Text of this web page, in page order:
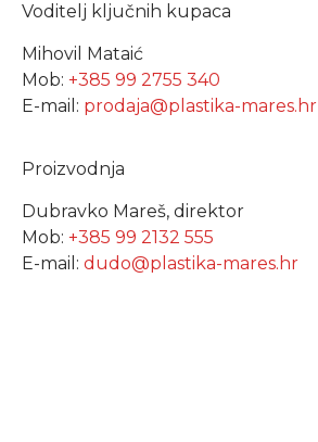
Voditelj ključnih kupaca
Mihovil Mataić
Mob: +385 99 2755 340
E-mail: prodaja@plastika-mares.hr
Proizvodnja
Dubravko Mareš, direktor
Mob: +385 99 2132 555
E-mail: dudo@plastika-mares.hr